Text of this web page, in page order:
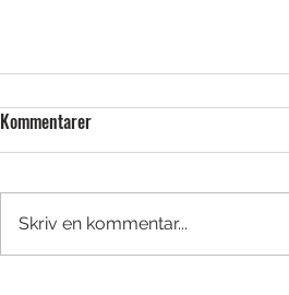
Kommentarer
Skriv en kommentar...